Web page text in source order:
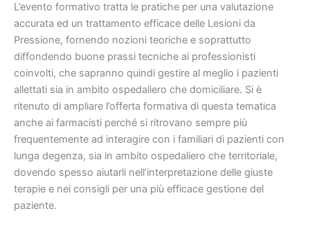
L’evento formativo tratta le pratiche per una valutazione
accurata ed un trattamento efficace delle Lesioni da
Pressione, fornendo nozioni teoriche e soprattutto
diffondendo buone prassi tecniche ai professionisti
coinvolti, che sapranno quindi gestire al meglio i pazienti
allettati sia in ambito ospedaliero che domiciliare. Si è
ritenuto di ampliare l’offerta formativa di questa tematica
anche ai farmacisti perché si ritrovano sempre più
frequentemente ad interagire con i familiari di pazienti con
lunga degenza, sia in ambito ospedaliero che territoriale,
dovendo spesso aiutarli nell’interpretazione delle giuste
terapie e nei consigli per una più efficace gestione del
paziente.